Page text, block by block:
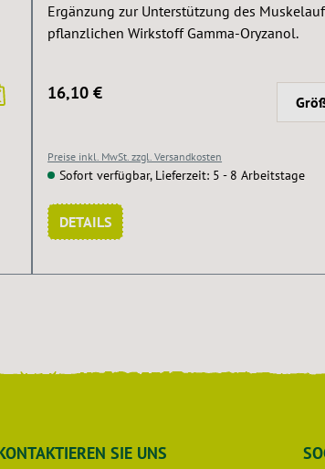
Ergänzung zur Unterstützung des
pflanzlichen Wirkstoff Gamma-Oryzanol.
16,10 €
Preise inkl. MwSt. zzgl. Versandkosten
Sofort verfügbar, Lieferzeit: 5 - 8 Arbeitstage
DETAILS
SIE UNS